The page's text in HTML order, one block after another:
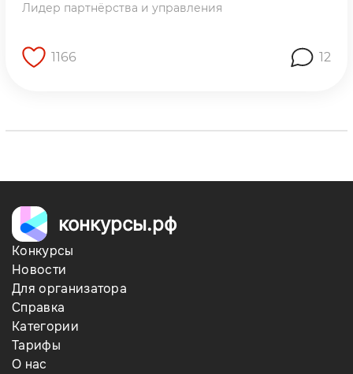
Лидер партнёрства и управления
1166 12
конкурсы.рф
Конкурсы
Новости
Для организатора
Справка
Категории
Тарифы
О нас